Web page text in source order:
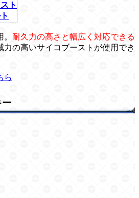
ト
耐久力の高さと幅広く対応できる
力の高いサイコブーストが使用でき
ら